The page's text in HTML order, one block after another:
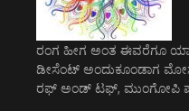
ರಂಗ ಹೀಗ ಅಂತ ಈವರೆಗೂ
ಡೀಸೆಂಟ್ ಅಂದುಕೂಂಡಾಗ
ರಫ್ ಅಂಡ್ ಟಫ್, ಮುಂಗೋಪಿ